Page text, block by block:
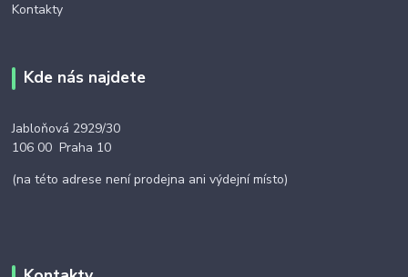
Kontakty
Kde nás najdete
Jabloňová 2929/30
106 00 Praha 10
(na této adrese není prodejna ani výdejní místo)